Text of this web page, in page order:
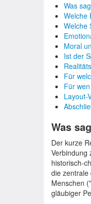
Was
Welche
Welche
Moral
Ist der
Für
Für
Layout-
Was
Der kurze
Verbindung
historisch-
die zentrale
Menschen
gläubiger